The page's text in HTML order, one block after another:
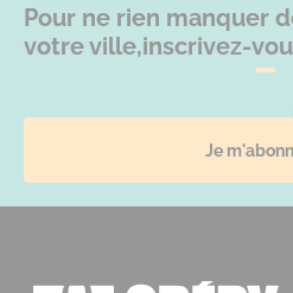
Pour ne rien manquer
votre ville,inscrivez-
Je